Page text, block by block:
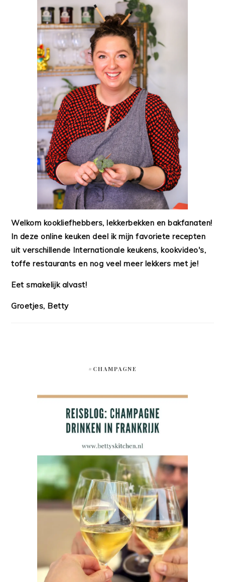
Welkom kookliefhebbers, lekkerbekken en bakfanaten!
In deze online keuken deel ik mijn favoriete recepten
uit verschillende Internationale keukens, kookvideo's,
toffe restaurants en nog veel meer lekkers met je!
Eet smakelijk alvast!
Groetjes, Betty
#CHAMPAGNE